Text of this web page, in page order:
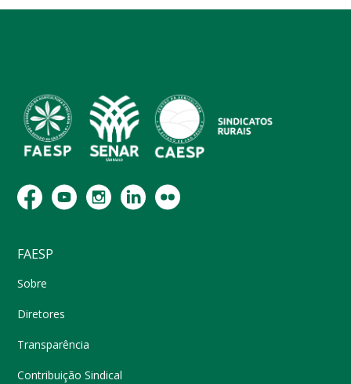
FAESP
Sobre
Diretores
Transparência
Contribuição Sindical